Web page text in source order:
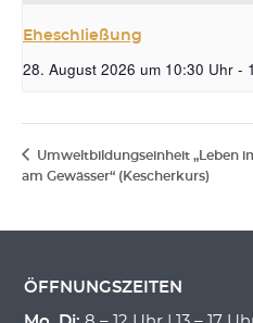
Eheschließung
28. August 2026 um 10:30 Uhr -
Umweltbildungseinheit „Leben
am Gewässer“ (Kescherkurs)
ÖFFNUNGSZEITEN